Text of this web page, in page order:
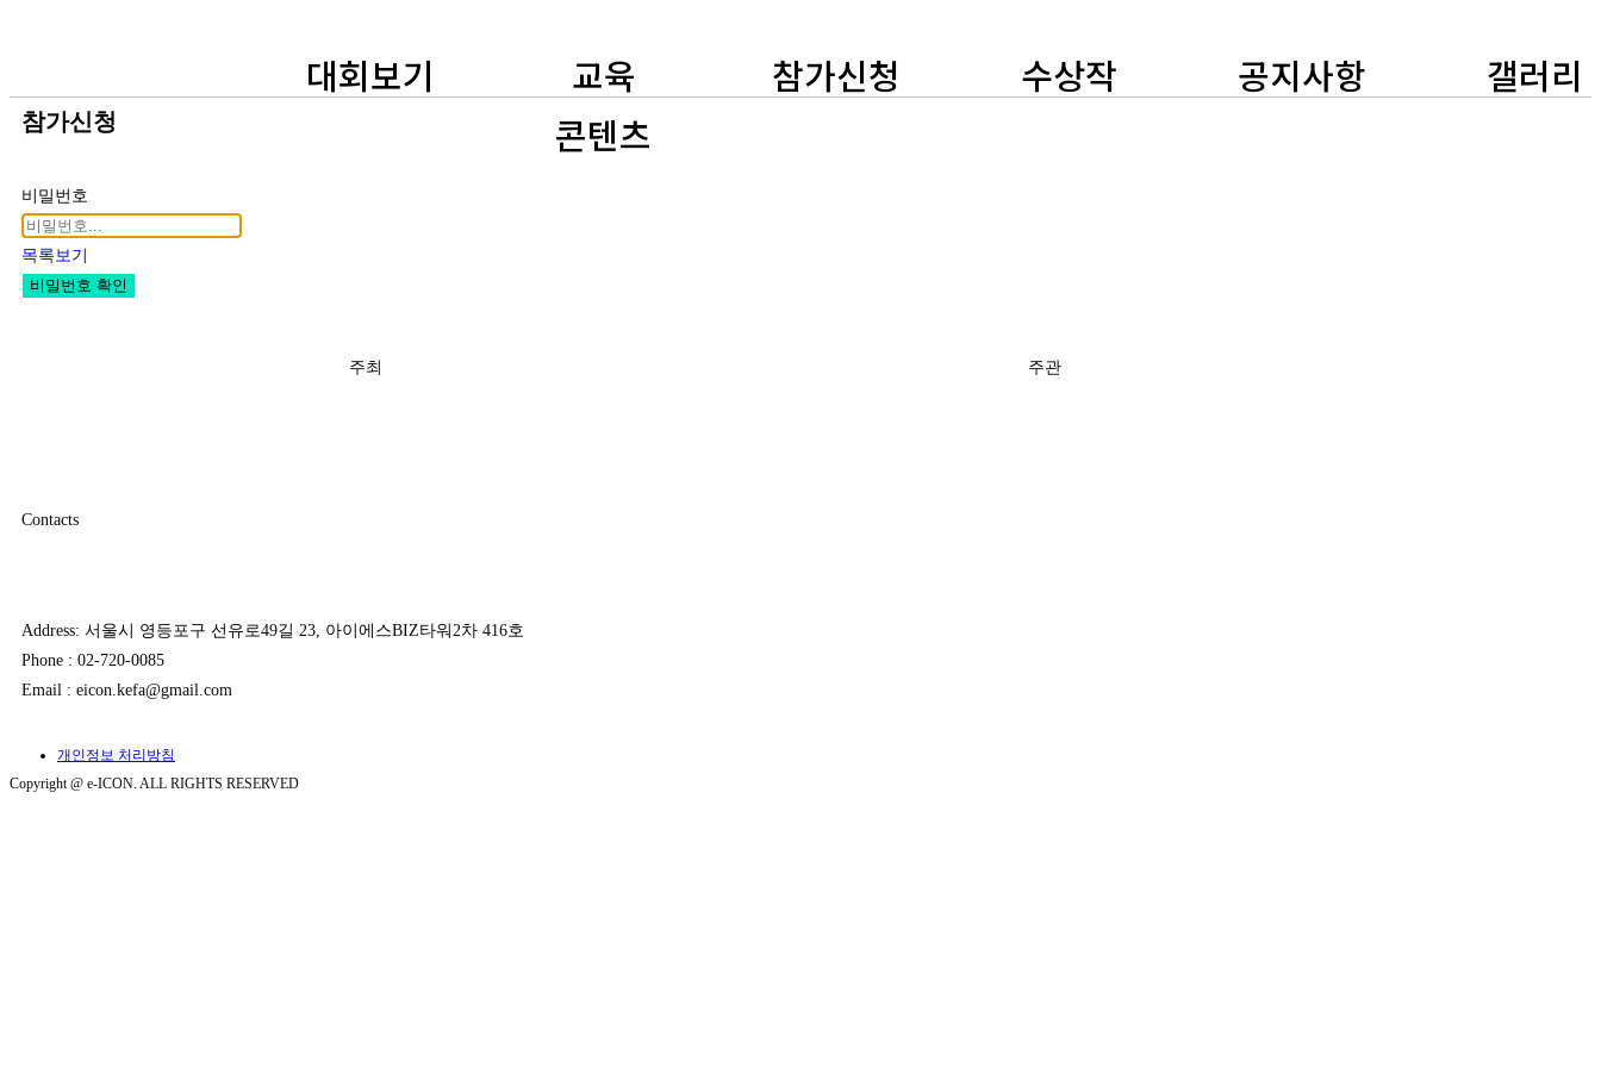
대회보기
교육
콘텐츠
참가신청 수상작 공지사항 갤러리
참가신청
비밀번호
목록보기
비밀번호 확인
주최 주관
Contacts
Address: 서울시 영등포구 선유로49길 23, 아이에스BIZ타워2차 416호
Phone : 02-720-0085
Email : eicon.kefa@gmail.com
개인정보 처리방침
Copyright @ e-ICON. ALL RIGHTS RESERVED